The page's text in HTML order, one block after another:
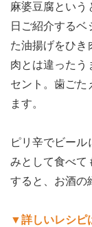
麻婆豆腐という
日ご紹介する
た油揚げをひき
肉とは違ったう
セント。歯ごた
ます。
ピリ辛でビール
みとして食べて
すると、お酒の
▼詳しいレシピ